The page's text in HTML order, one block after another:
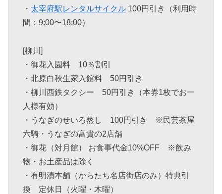
・ 太宰府駅レンタルサイクル100円引き（利用時
間：9:00〜18:00）
[柳川]
・御花入園料 10％割引
・北原白秋生家入館料 50円引き
・柳川西鉄タクシー 50円引き（本券1枚でお一
人様有効）
・うなぎのせいろ蒸し 100円引き ※民芸茶屋
六騎・うなぎの富貴の2店舗
・御花（対月館） お食事代金10%OFF ※飲み
物・お土産品は除く
・有明漬本舗（からたち名店街店のみ）特典引
換 定休日（火曜・木曜）